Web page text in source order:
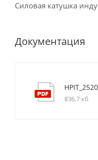
Силовая катушка
Документация
836,7 кб